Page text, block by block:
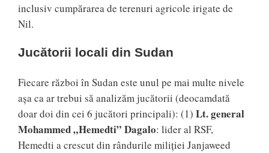
inclusiv cumpărarea de terenuri agricole irigate de
Nil.
Jucătorii locali din Sudan
Fiecare război în Sudan este unul pe mai multe nivele
așa ca ar trebui să analizăm jucătorii (deocamdată
doar doi din cei 6 jucători principali): (1) Lt. general
Mohammed „Hemedti” Dagalo: lider al RSF,
Hemedti a crescut din rândurile miliției Janjaweed